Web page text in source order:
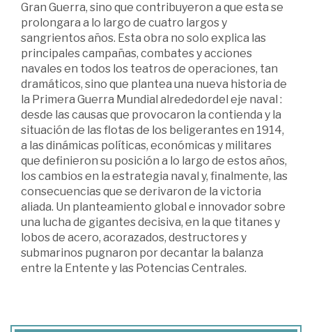
Gran Guerra, sino que contribuyeron a que esta se
prolongara a lo largo de cuatro largos y
sangrientos años. Esta obra no solo explica las
principales campañas, combates y acciones
navales en todos los teatros de operaciones, tan
dramáticos, sino que plantea una nueva historia de
la Primera Guerra Mundial alrededordel eje naval :
desde las causas que provocaron la contienda y la
situación de las flotas de los beligerantes en 1914,
a las dinámicas políticas, económicas y militares
que definieron su posición a lo largo de estos años,
los cambios en la estrategia naval y, finalmente, las
consecuencias que se derivaron de la victoria
aliada. Un planteamiento global e innovador sobre
una lucha de gigantes decisiva, en la que titanes y
lobos de acero, acorazados, destructores y
submarinos pugnaron por decantar la balanza
entre la Entente y las Potencias Centrales.